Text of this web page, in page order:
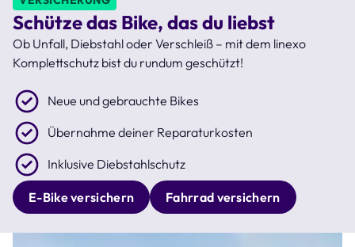
Schütze das Bike, das du liebst
Ob Unfall, Diebstahl oder Verschleiß – mit dem linexo
Komplettschutz bist du rundum geschützt!
Neue und gebrauchte Bikes
Übernahme deiner Reparaturkosten
Inklusive Diebstahlschutz
E-Bike versichern Fahrrad versichern